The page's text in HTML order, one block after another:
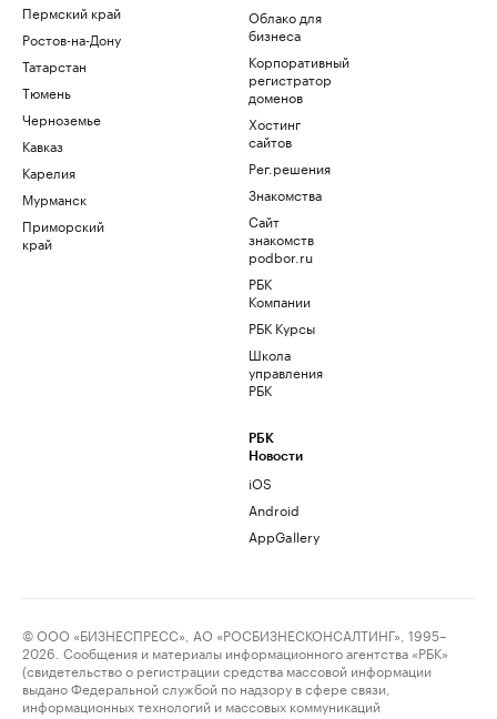
Пермский край
Ростов-на-Дону
Татарстан
Тюмень
Черноземье
Кавказ
Карелия
Мурманск
Приморский
край
Облако для
бизнеса
Корпоративный
регистратор
доменов
Хостинг
сайтов
Рег.решения
Знакомства
Сайт
знакомств
podbor.ru
РБК
Компании
РБК Курсы
Школа
управления
РБК
РБК
Новости
iOS
Android
AppGallery
© ООО «БИЗНЕСПРЕСС», АО «РОСБИЗНЕСКОНСАЛТИНГ», 1995–
2026. Сообщения и материалы информационного агентства «РБК»
(свидетельство о регистрации средства массовой информации
выдано Федеральной службой по надзору в сфере связи,
информационных технологий и массовых коммуникаций